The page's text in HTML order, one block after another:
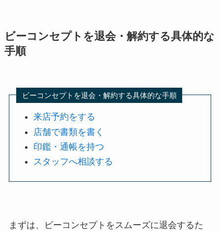
ビーコンセプトを退会・解約する具体的な
手順
ビーコンセプトを退会・解約する具体的な手順
来店予約をする
店舗で書類を書く
印鑑・通帳を持つ
スタッフへ相談する
まずは、ビーコンセプトをスムーズに退会するた